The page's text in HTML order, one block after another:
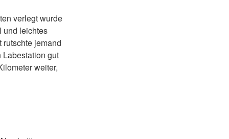
verlegt wurde
und leichtes
jemand
Labestation gut
weiter,